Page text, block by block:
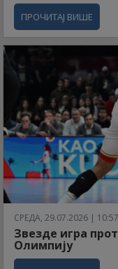
ПРОЧИТАЈ ВИШЕ
СРЕДА, 29.07.2026 | 10:57
Звезде игра
Олимпију